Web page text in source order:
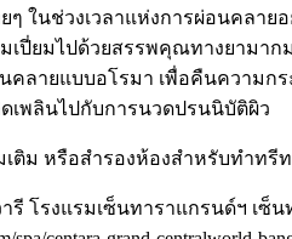
spa/centara-grand-centralworld-
Convention Centre at
ละใยบวบจากธรรมชาติ